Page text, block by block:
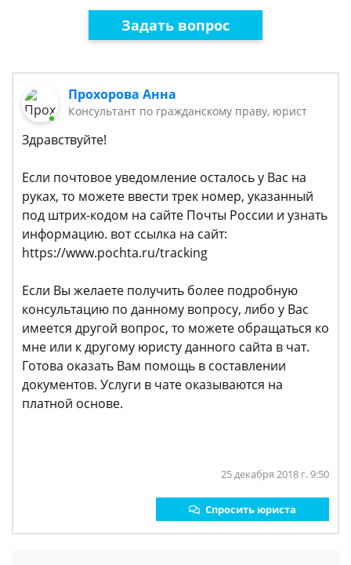
Задать вопрос
Прохорова Анна
Консультант по гражданскому праву, юрист
Здравствуйте!
Если почтовое уведомление осталось у Вас на
руках, то можете ввести трек номер, указанный
под штрих-кодом на сайте Почты России и узнать
информацию. вот ссылка на сайт:
https://www.pochta.ru/tracking
Если Вы желаете получить более подробную
консультацию по данному вопросу, либо у Вас
имеется другой вопрос, то можете обращаться ко
мне или к другому юристу данного сайта в чат.
Готова оказать Вам помощь в составлении
документов. Услуги в чате оказываются на
платной основе.
25 декабря 2018 г. 9:50
Спросить юриста